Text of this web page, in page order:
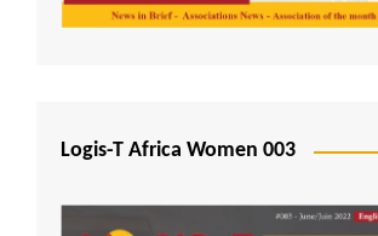
Logis-T Africa Women 003